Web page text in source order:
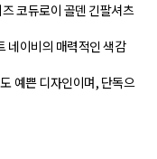
코듀로이 골덴 긴팔셔츠
네이비의 매력적인 색감
예쁜 디자인이며, 단독으